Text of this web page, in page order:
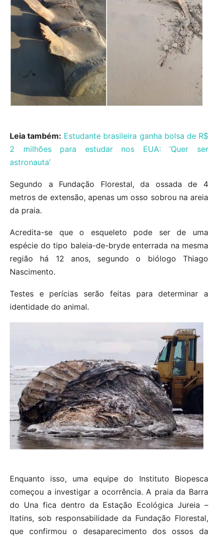
Leia também: Estudante brasileira ganha bolsa de R$
2 milhões para estudar nos EUA: ‘Quer ser
astronauta’
Segundo a Fundação Florestal, da ossada de 4
metros de extensão, apenas um osso sobrou na areia
da praia.
Acredita-se que o esqueleto pode ser de uma
espécie do tipo baleia-de-bryde enterrada na mesma
região há 12 anos, segundo o biólogo Thiago
Nascimento.
Testes e perícias serão feitas para determinar a
identidade do animal.
Enquanto isso, uma equipe do Instituto Biopesca
começou a investigar a ocorrência. A praia da Barra
do Una fica dentro da Estação Ecológica Jureia –
Itatins, sob responsabilidade da Fundação Florestal,
que confirmou o desaparecimento dos ossos da